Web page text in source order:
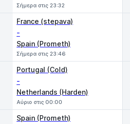
Σήμερα στις 23:32
France (stepava)
-
Spain (Prometh)
Σήμερα στις 23:46
Portugal (Cold)
-
Netherlands (Harden)
Αύριο στις 00:00
Spain (Prometh)